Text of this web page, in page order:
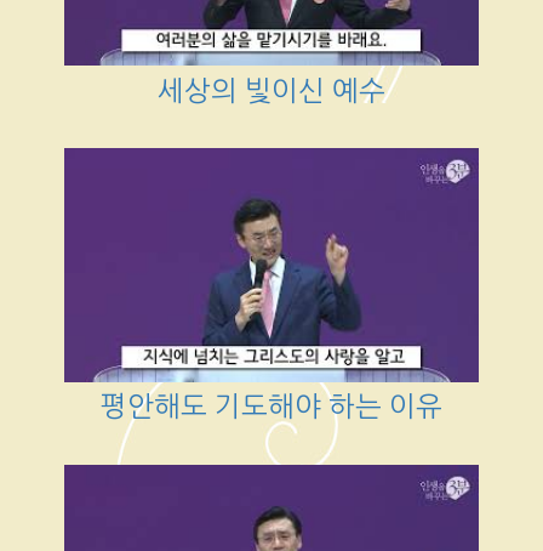
세상의 빛이신 예수
평안해도 기도해야 하는 이유